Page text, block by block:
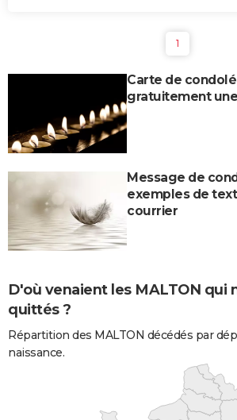
1
Carte de
gratuitement
Message de
exemples de
courrier
D'où venaient les MALTON qui
quittés ?
Répartition des MALTON décédés par
naissance.